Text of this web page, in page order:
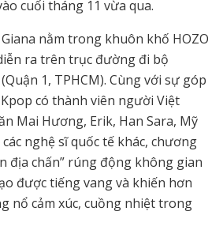
cuối tháng 11 vừa qua.
nằm trong khuôn khố HOZO
ra trên trục đường đi bộ
1, TPHCM). Cùng với sự góp
có thành viên người Việt
Mai Hương, Erik, Han Sara, Mỹ
nghệ sĩ quốc tế khác, chương
địa chấn” rúng động không gian
được tiếng vang và khiến hơn
nổ cảm xúc, cuồng nhiệt trong